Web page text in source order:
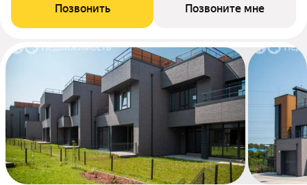
Позвонить Позвоните мне